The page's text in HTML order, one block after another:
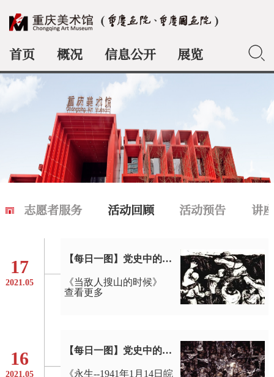
首页 概况 信息公开 展览 典藏
志愿者服务 活动回顾 活动预告 讲
17
2021.05
【每日一图】党史中的美术经典
《当敌人搜山的时候》
查看更多
16
2021.05
【每日一图】党史中的美术经典
《永生--1941年1月14日皖